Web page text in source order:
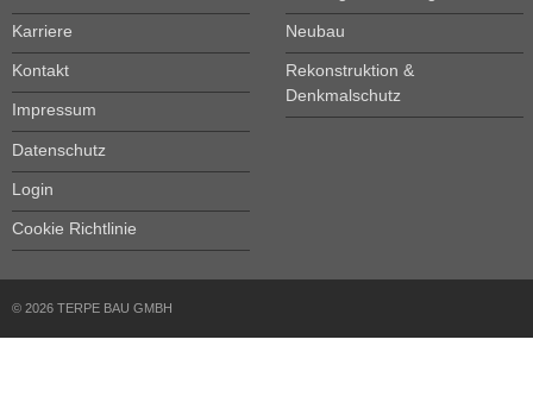
Karriere
Kontakt
Impressum
Datenschutz
Login
Cookie Richtlinie
Neubau
Rekonstruktion &
Denkmalschutz
© 2026 TERPE BAU GMBH